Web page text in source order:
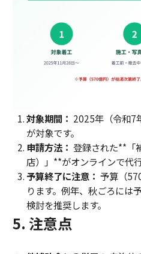
対象期間： 2025年（令和7
が対象です。
申請方法： 登録された**「
店）」**がオンラインで代
予算終了に注意： 予算（
ります。例年、秋ごろには
検討を推奨します。
5. 注意点